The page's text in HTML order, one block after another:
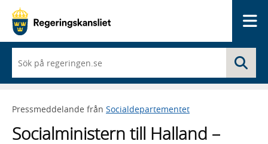
du
börjar
skriva
framträder
lista
Pressmeddelande från Socialdepartementet
Socialministern till Halland –